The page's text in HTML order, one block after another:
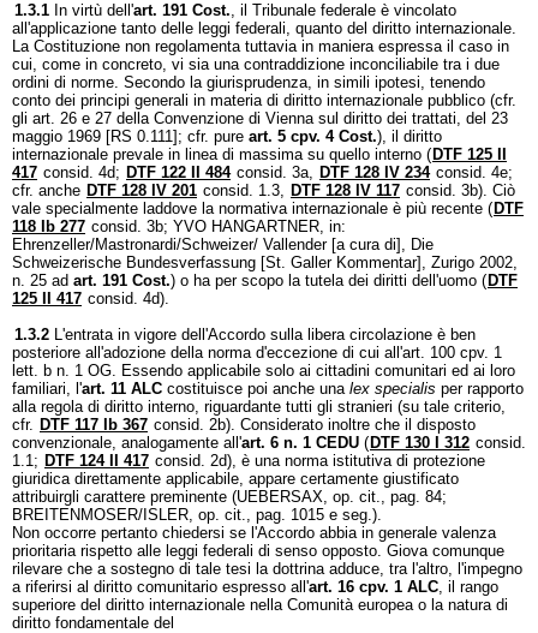
1.3.1 In virtù dell'art. 191 Cost., il Tribunale federale è vincolato
all'applicazione tanto delle leggi federali, quanto del diritto internazionale.
La Costituzione non regolamenta tuttavia in maniera espressa il caso in
cui, come in concreto, vi sia una contraddizione inconciliabile tra i due
ordini di norme. Secondo la giurisprudenza, in simili ipotesi, tenendo
conto dei principi generali in materia di diritto internazionale pubblico (cfr.
gli art. 26 e 27 della Convenzione di Vienna sul diritto dei trattati, del 23
maggio 1969 [RS 0.111]; cfr. pure art. 5 cpv. 4 Cost.), il diritto
internazionale prevale in linea di massima su quello interno ( DTF 125 II
417 consid. 4d; DTF 122 II 484 consid. 3a, DTF 128 IV 234 consid. 4e;
cfr. anche DTF 128 IV 201 consid. 1.3, DTF 128 IV 117 consid. 3b). Ciò
vale specialmente laddove la normativa internazionale è più recente ( DTF
118 Ib 277 consid. 3b; YVO HANGARTNER, in:
Ehrenzeller/Mastronardi/Schweizer/ Vallender [a cura di], Die
Schweizerische Bundesverfassung [St. Galler Kommentar], Zurigo 2002,
n. 25 ad art. 191 Cost.) o ha per scopo la tutela dei diritti dell'uomo ( DTF
125 II 417 consid. 4d).
1.3.2 L'entrata in vigore dell'Accordo sulla libera circolazione è ben
posteriore all'adozione della norma d'eccezione di cui all'art. 100 cpv. 1
lett. b n. 1 OG. Essendo applicabile solo ai cittadini comunitari ed ai loro
familiari, l'art. 11 ALC costituisce poi anche una lex specialis per rapporto
alla regola di diritto interno, riguardante tutti gli stranieri (su tale criterio,
cfr. DTF 117 Ib 367 consid. 2b). Considerato inoltre che il disposto
convenzionale, analogamente all'art. 6 n. 1 CEDU ( DTF 130 I 312 consid.
1.1; DTF 124 II 417 consid. 2d), è una norma istitutiva di protezione
giuridica direttamente applicabile, appare certamente giustificato
attribuirgli carattere preminente (UEBERSAX, op. cit., pag. 84;
BREITENMOSER/ISLER, op. cit., pag. 1015 e seg.).
Non occorre pertanto chiedersi se l'Accordo abbia in generale valenza
prioritaria rispetto alle leggi federali di senso opposto. Giova comunque
rilevare che a sostegno di tale tesi la dottrina adduce, tra l'altro, l'impegno
a riferirsi al diritto comunitario espresso all'art. 16 cpv. 1 ALC, il rango
superiore del diritto internazionale nella Comunità europea o la natura di
diritto fondamentale del